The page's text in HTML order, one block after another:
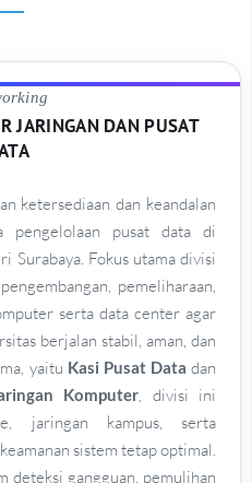
JARINGAN DAN PUSAT
ketersediaan dan keandalan
pengelolaan pusat data di
Surabaya. Fokus utama divisi
pemeliharaan,
serta data center agar
berjalan stabil, aman, dan
yaitu Kasi Pusat Data dan
Komputer, divisi ini
jaringan kampus, serta
sistem tetap optimal.
deteksi gangguan, pemulihan